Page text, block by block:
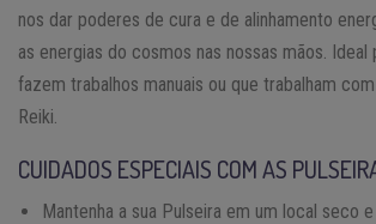
nos dar poderes de cura e de alinhamento
as energias do cosmos nas nossas mãos. Ideal
fazem trabalhos manuais ou que trabalham
Reiki.
CUIDADOS ESPECIAIS COM AS
Mantenha a sua Pulseira em um local seco